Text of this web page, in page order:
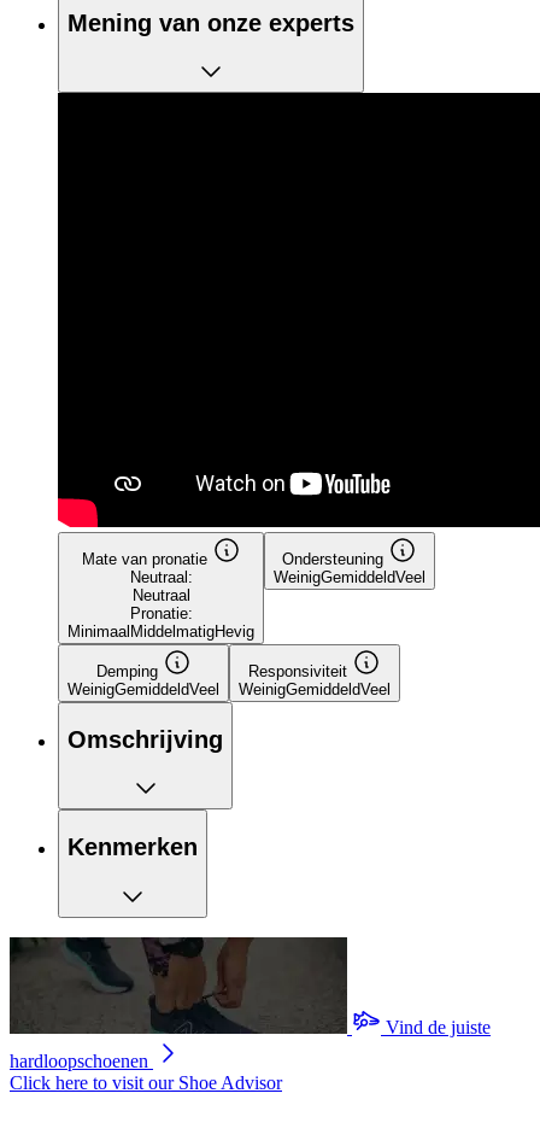
Mening van onze experts
Mate van pronatie
Neutraal:
Neutraal
Pronatie:
Minimaal MiddelmatigHevig
Ondersteuning
WeinigGemiddeldVeel
Demping
WeinigGemiddeldVeel
Responsiviteit
WeinigGemiddeldVeel
Omschrijving
Kenmerken
Vind de juiste
hardloopschoenen
Click here to visit our Shoe Advisor